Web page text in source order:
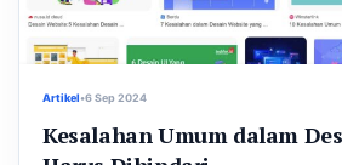
Artikel•6 Sep 2024
Kesalahan Umum dalam